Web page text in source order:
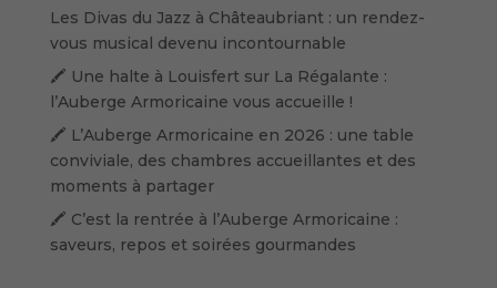
Les Divas du Jazz à Châteaubriant : un rendez-
vous musical devenu incontournable
🖍️ Une halte à Louisfert sur La Régalante :
l’Auberge Armoricaine vous accueille !
🖍️ L’Auberge Armoricaine en 2026 : une table
conviviale, des chambres accueillantes et des
moments à partager
🖍️ C’est la rentrée à l’Auberge Armoricaine :
saveurs, repos et soirées gourmandes